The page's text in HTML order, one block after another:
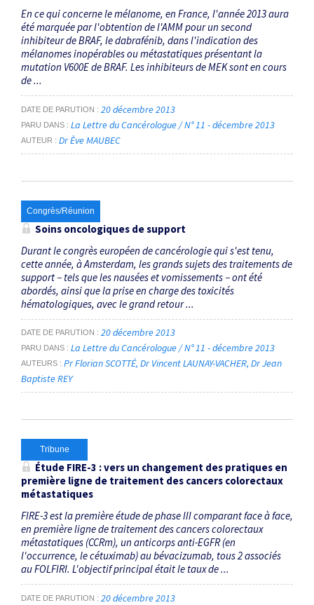
En ce qui concerne le mélanome, en France, l'année 2013 aura
été marquée par l'obtention de l'AMM pour un second
inhibiteur de BRAF, le dabrafénib, dans l'indication des
mélanomes inopérables ou métastatiques présentant la
mutation V600E de BRAF. Les inhibiteurs de MEK sont en cours
de ...
DATE DE PARUTION 20 décembre 2013
PARU DANS La Lettre du Cancérologue / N° 11 - décembre 2013
AUTEUR Dr Ève MAUBEC
Congrès/Réunion
Soins oncologiques de support
Durant le congrès européen de cancérologie qui s'est tenu,
cette année, à Amsterdam, les grands sujets des traitements de
support − tels que les nausées et vomissements − ont été
abordés, ainsi que la prise en charge des toxicités
hématologiques, avec le grand retour ...
DATE DE PARUTION 20 décembre 2013
PARU DANS La Lettre du Cancérologue / N° 11 - décembre 2013
AUTEURS Pr Florian SCOTTÉ Dr Vincent LAUNAY-VACHER Dr Jean
Baptiste REY
Tribune
Étude FIRE-3 : vers un changement des pratiques en
première ligne de traitement des cancers colorectaux
métastatiques
FIRE-3 est la première étude de phase III comparant face à face,
en première ligne de traitement des cancers colorectaux
métastatiques (CCRm), un anticorps anti-EGFR (en
l'occurrence, le cétuximab) au bévacizumab, tous 2 associés
au FOLFIRI. L'objectif principal était le taux de ...
DATE DE PARUTION 20 décembre 2013